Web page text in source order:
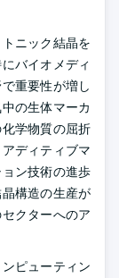
ニック結晶を
バイオメディ
重要性が増し
の生体マーカ
学物質の屈折
ディティブマ
ン技術の進歩
構造の生産が
クターへのア
ピューティン